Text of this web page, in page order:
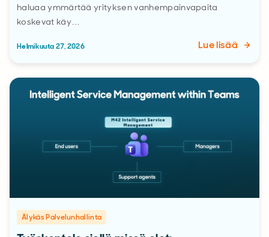
haluaa ymmärtää yrityksen vanhempainvapaita
koskevat käy…
Helmikuuta 27, 2026 Lue lisää
Älykäs Palvelunhallinta